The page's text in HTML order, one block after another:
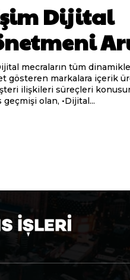
Dijital
gösteren markalara içerik
deneyimli, •En az 1 yıl ajans geçmişi olan, •Dijital...